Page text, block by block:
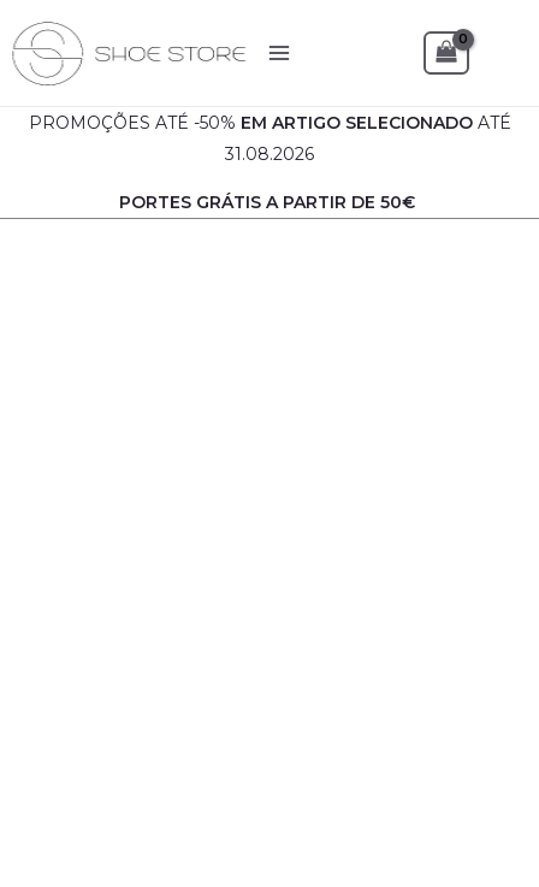
to
content
PROMOÇÕES ATÉ -50% EM ARTIGO SELECIONADO ATÉ
31.08.2026
PORTES GRÁTIS A PARTIR DE 50€